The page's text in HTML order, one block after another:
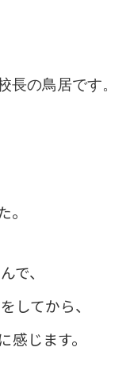
の鳥居です。
。
で、
してから、
感じます。